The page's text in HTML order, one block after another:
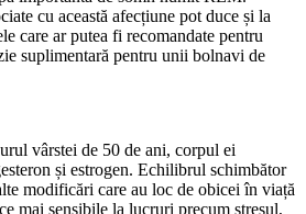
cu această afecțiune pot duce și la
care ar putea fi recomandate pentru
suplimentară pentru unii bolnavi de
vârstei de 50 de ani, corpul ei
și estrogen. Echilibrul schimbător
modificări care au loc de obicei în viață
mai sensibile la lucruri precum stresul,